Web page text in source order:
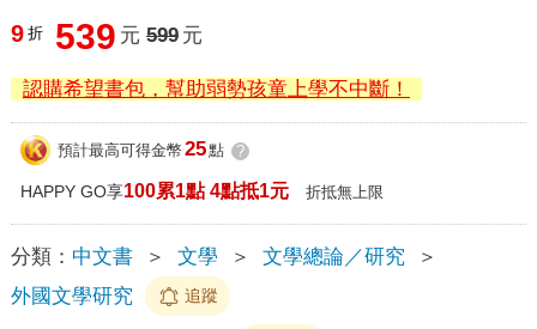
9 折 539 元 599 元
認購希望書包，幫助弱勢孩童上學不中斷！
預計最高可得金幣 25點 ?
HAPPY GO享100累1點 4點抵1元 折抵無上限
分類： 中文書 ＞ 文學 ＞ 文學總論／研究
＞
外國文學研究
追蹤